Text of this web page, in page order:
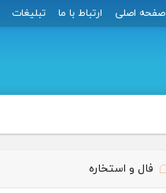
صفحه اصلی ارتباط با ما تبلیغات
فال و استخاره